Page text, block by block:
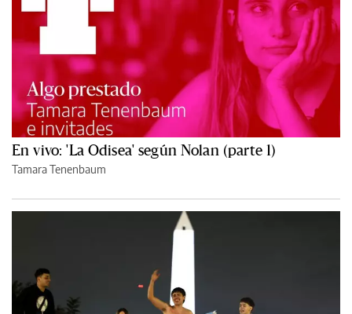
En vivo: 'La Odisea' según Nolan (parte 1)
Tamara Tenenbaum